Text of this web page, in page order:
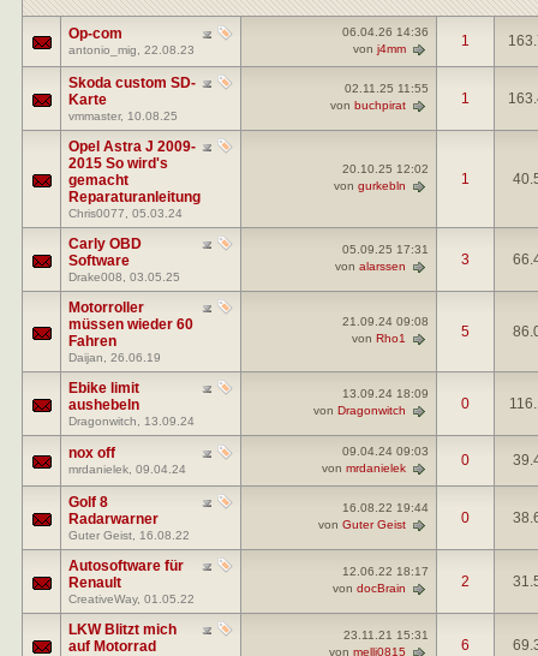
Op-com
antonio_mig , 22.08.23
06.04.26 14:36
von j4mm 1
Skoda custom SD-
Karte
vmmaster, 10.08.25
02.11.25 11:55
von buchpirat 1
Opel Astra J 2009-
2015 So wird's
gemacht
Reparaturanleitung
Chris0077 , 05.03.24
20.10.25 12:02
von gurkebln 1
Carly OBD
Software
Drake008 , 03.05.25
05.09.25 17:31
von alarssen 3
Motorroller
müssen wieder 60
Fahren
Daijan , 26.06.19
21.09.24 09:08
von Rho1 5
Ebike limit
aushebeln
Dragonwitch , 13.09.24
13.09.24 18:09
von Dragonwitch 0
nox off
mrdanielek , 09.04.24
09.04.24 09:03
von mrdanielek 0
Golf 8
Radarwarner
Guter Geist , 16.08.22
16.08.22 19:44
von Guter Geist 0
Autosoftware für
Renault
CreativeWay, 01.05.22
12.06.22 18:17
von docBrain 2
LKW Blitzt mich
auf Motorrad
23.11.21 15:31
von melli0815 6